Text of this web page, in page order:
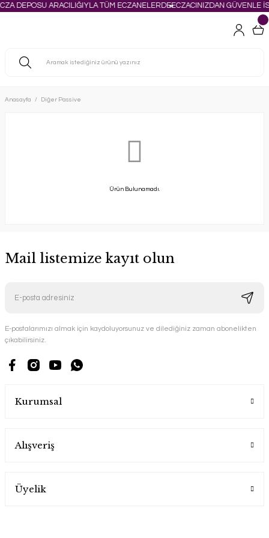
DEPOSU ARACILIĞIYLA TÜM ECZANELERDEECZACINIZDAN GÜVENLE
Anasayfa Diğer Passive
Ürün Bulunamadı.
Mail listemize kayıt olun
E-postalarımızı almak için kaydoluyorsunuz ve dilediğiniz zaman abonelikten
çıkabilirsiniz.
Kurumsal
Alışveriş
Üyelik